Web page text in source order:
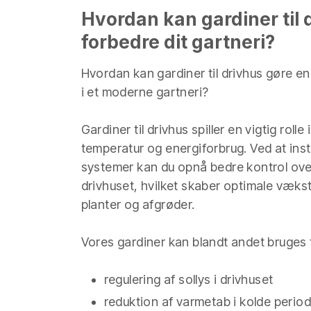
Hvordan kan gardiner til
forbedre dit gartneri?
Hvordan kan gardiner til drivhus gøre
i et moderne gartneri?
Gardiner til drivhus spiller en vigtig rolle
temperatur og energiforbrug. Ved at
systemer kan du opnå bedre kontrol
drivhuset, hvilket skaber optimale
planter og afgrøder.
Vores gardiner kan blandt andet bruges
regulering af sollys i drivhuset
reduktion af varmetab i kolde